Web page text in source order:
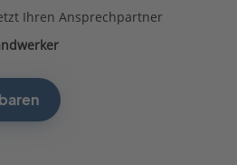
Ihren Ansprechpartner